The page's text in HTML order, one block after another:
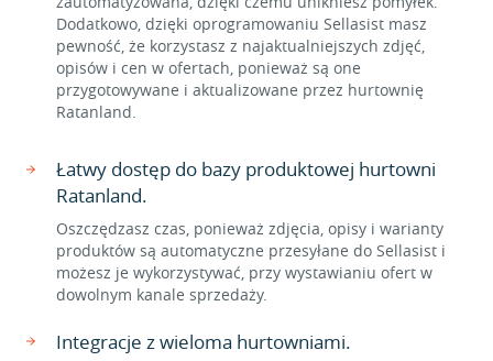
Dodatkowo, dzięki oprogramowaniu Sellasist masz
pewność, że korzystasz z najaktualniejszych zdjęć,
opisów i cen w ofertach, ponieważ są one
przygotowywane i aktualizowane przez hurtownię
Ratanland.
Łatwy dostęp do bazy produktowej hurtowni
Ratanland.
Oszczędzasz czas, ponieważ zdjęcia, opisy i warianty
produktów są automatyczne przesyłane do Sellasist i
możesz je wykorzystywać, przy wystawianiu ofert w
dowolnym kanale sprzedaży.
Integracje z wieloma hurtowniami.